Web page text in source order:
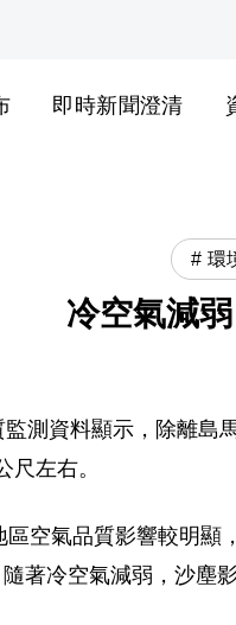
即時新聞澄清
環
冷空氣減
測資料顯示，除離
左右。
空氣品質影響較明
著冷空氣減弱，沙塵